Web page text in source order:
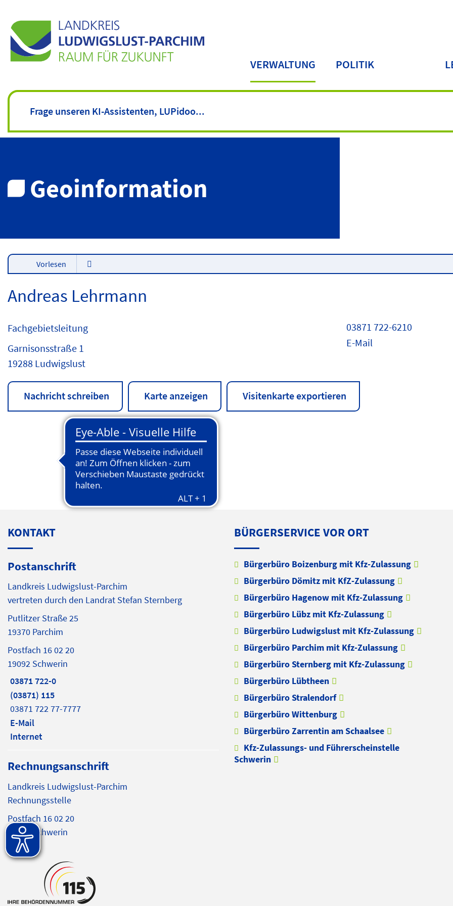
VERWALTUNG POLITIK
Geoinformation
Vorlesen
Andreas Lehrmann
Fachgebietsleitung
Garnisonsstraße 1
19288 Ludwigslust
03871 722-6210
E-Mail
Nachricht schreiben Karte anzeigen Visitenkarte exportieren
KONTAKT
Postanschrift
Landkreis Ludwigslust-Parchim
vertreten durch den Landrat Stefan Sternberg
Putlitzer Straße 25
19370 Parchim
Postfach 16 02 20
19092 Schwerin
03871 722-0
(03871) 115
03871 722 77-7777
E-Mail
Internet
Rechnungsanschrift
Landkreis Ludwigslust-Parchim
Rechnungsstelle
Postfach 16 02 20
19092 Schwerin
E-Mail
BÜRGERSERVICE VOR ORT
Bürgerbüro Boizenburg mit Kfz-Zulassung
Bürgerbüro Dömitz mit KfZ-Zulassung
Bürgerbüro Hagenow mit Kfz-Zulassung
Bürgerbüro Lübz mit Kfz-Zulassung
Bürgerbüro Ludwigslust mit Kfz-Zulassung
Bürgerbüro Parchim mit Kfz-Zulassung
Bürgerbüro Sternberg mit Kfz-Zulassung
Bürgerbüro Lübtheen
Bürgerbüro Stralendorf
Bürgerbüro Wittenburg
Bürgerbüro Zarrentin am Schaalsee
Kfz-Zulassungs- und Führerscheinstelle
Schwerin